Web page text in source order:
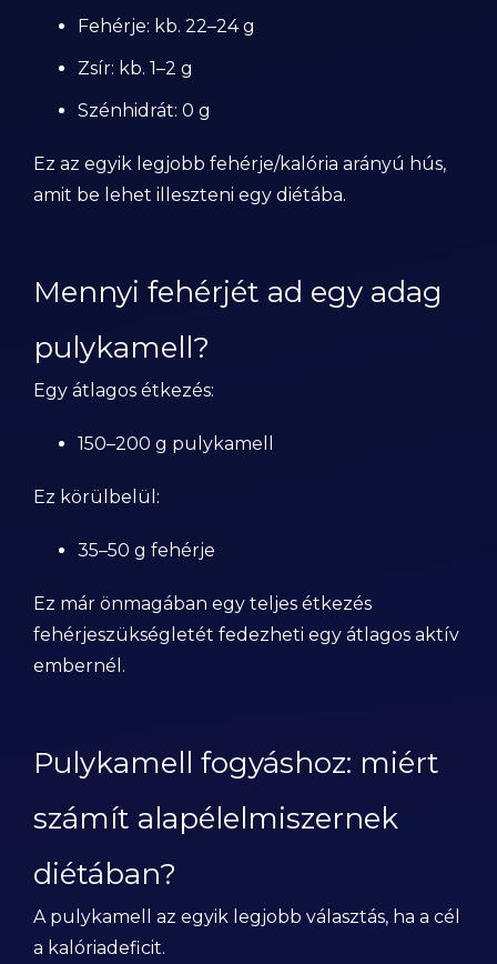
Fehérje: kb. 22–24 g
Zsír: kb. 1–2 g
Szénhidrát: 0 g
Ez az egyik legjobb fehérje/kalória arányú hús,
amit be lehet illeszteni egy diétába.
Mennyi fehérjét ad egy adag
pulykamell?
Egy átlagos étkezés:
150–200 g pulykamell
Ez körülbelül:
35–50 g fehérje
Ez már önmagában egy teljes étkezés
fehérjeszükségletét fedezheti egy átlagos aktív
embernél.
Pulykamell fogyáshoz: miért
számít alapélelmiszernek
diétában?
A pulykamell az egyik legjobb választás, ha a cél
a kalóriadeficit.